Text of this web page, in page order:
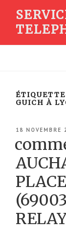
contenu
GUICH À
PUBLIÉ
18 NOVEMBRE